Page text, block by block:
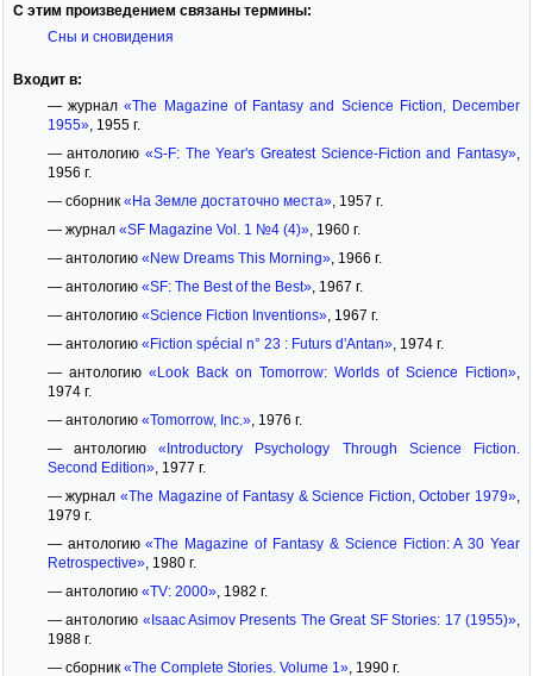
С этим произведением связаны термины:
Сны и сновидения
Входит в:
— журнал«The Magazine of Fantasy and Science Fiction, December
1955», 1955 г.
— антологию«S-F: The Year's Greatest Science-Fiction and Fantasy»
1956 г.
— сборник «На Земле достаточно места», 1957 г.
— журнал «SF Magazine Vol. 1 №4 (4)», 1960 г.
— антологию «New Dreams This Morning», 1966 г.
— антологию «SF: The Best of the Best», 1967 г.
— антологию «Science Fiction Inventions», 1967 г.
— антологию «Fiction spécial n° 23 : Futurs d'Antan», 1974 г.
— антологию «Look Back on Tomorrow: Worlds of Science Fiction»
1974 г.
— антологию «Tomorrow, Inc.», 1976 г.
— антологию«Introductory Psychology Through Science Fiction.
Second Edition», 1977 г.
— журнал«The Magazine of Fantasy & Science Fiction, October 1979»
1979 г.
— антологию«The Magazine of Fantasy & Science Fiction: A 30 Year
Retrospective», 1980 г.
— антологию «TV: 2000», 1982 г.
— антологию «Isaac Asimov Presents The Great SF Stories: 17 (1955)»
1988 г.
— сборник «The Complete Stories. Volume 1», 1990 г.